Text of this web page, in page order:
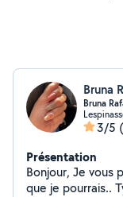
Bruna
Bruna
3/5
Présentation
Bonjour, Je vous proposer de vous aidez sur des choses
que je pourrais.. Type : ménage ponctuel, baby-sitter,